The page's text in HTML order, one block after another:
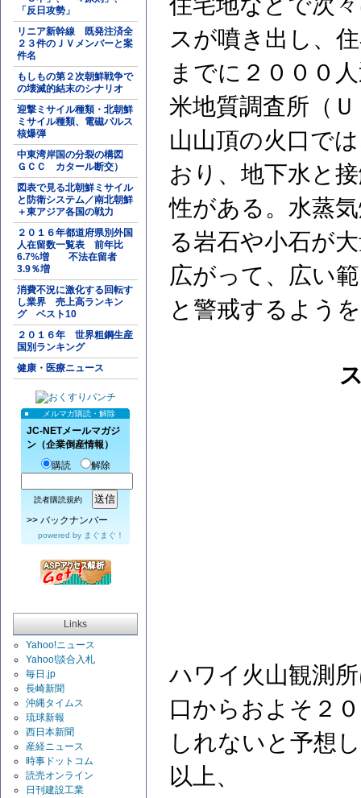
「反日攻勢」
リニア新幹線 既発注済全
２３件のＪＶメンバーと案
件名
もしもの第２次朝鮮戦争で
の壊滅的結末のシナリオ
迎撃ミサイル種類・北朝鮮
ミサイル種類、電磁パルス
核爆弾
中東湾岸国の分裂の構図
ＧＣＣ カタール断交）
図表で見る北朝鮮ミサイル
と防衛システム／南北朝鮮
＋東アジア各国の戦力
２０１６年都道府県別外国
人在留数一覧表 前年比
6.7%増 不法在留者
3.9％増
消費不況に激化する回転す
し業界 売上高ランキン
グ ベスト10
２０１６年 世界粗鋼生産
国別ランキング
健康・医療ニュース
メルマガ購読・解除
JC-NETメールマガジ
ン（企業倒産情報）
購読
解除
読者購読規約
>> バックナンバー
powered by まぐまぐ！
Links
Yahoo!ニュース
Yahoo!談合入札
毎日.jp
長崎新聞
沖縄タイムス
琉球新報
西日本新聞
産経ニュース
時事ドットコム
読売オンライン
日刊建設工業
スが噴き出し、
までに２０００
米地質調査所（
山山頂の火口で
おり、地下水と
性がある。水蒸
る岩石や小石が
広がって、広い
と警戒するよう
ハワイ火山観測
口からおよそ２
しれないと予想
以上、